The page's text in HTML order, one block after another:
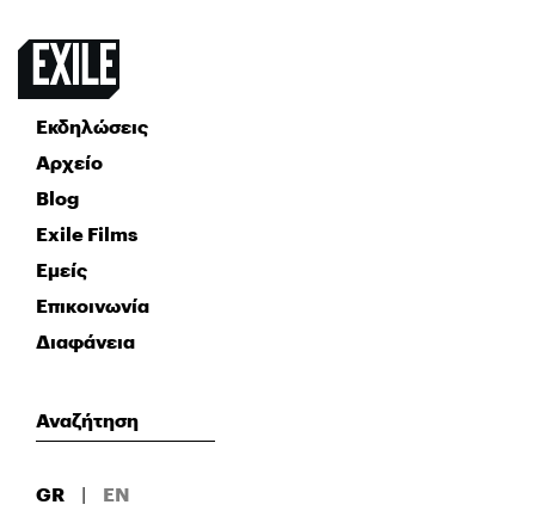
Εκδηλώσεις
Αρχείο
Blog
Exile Films
Εμείς
Επικοινωνία
Διαφάνεια
GR | EN